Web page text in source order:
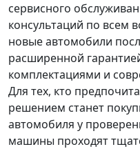
сервисного
консультаций по всем
новые автомобили
расширенной
комплектациями и
Для тех, кто
решением станет
автомобиля у
машины проходят